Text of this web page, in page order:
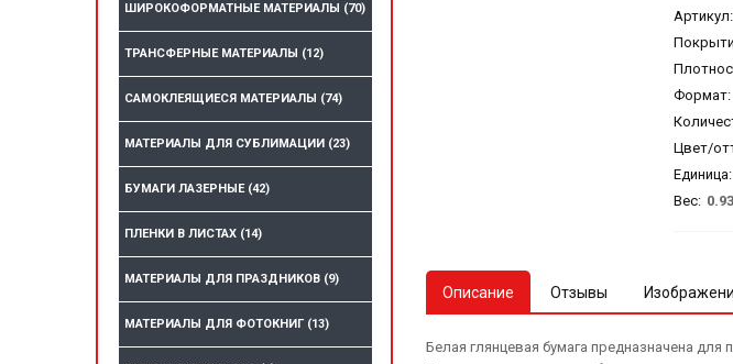
Артикул:
Формат:
Цвет/
Единица:
Вес: 0.93
Описание Отзывы
Белая глянцевая бумага предназначена
ШИРОКОФОРМАТНЫЕ МАТЕРИАЛЫ (70)
ТРАНСФЕРНЫЕ МАТЕРИАЛЫ (12)
САМОКЛЕЯЩИЕСЯ МАТЕРИАЛЫ (74)
МАТЕРИАЛЫ ДЛЯ СУБЛИМАЦИИ (23)
БУМАГИ ЛАЗЕРНЫЕ (42)
ПЛЕНКИ В ЛИСТАХ (14)
МАТЕРИАЛЫ ДЛЯ ПРАЗДНИКОВ (9)
МАТЕРИАЛЫ ДЛЯ ФОТОКНИГ (13)